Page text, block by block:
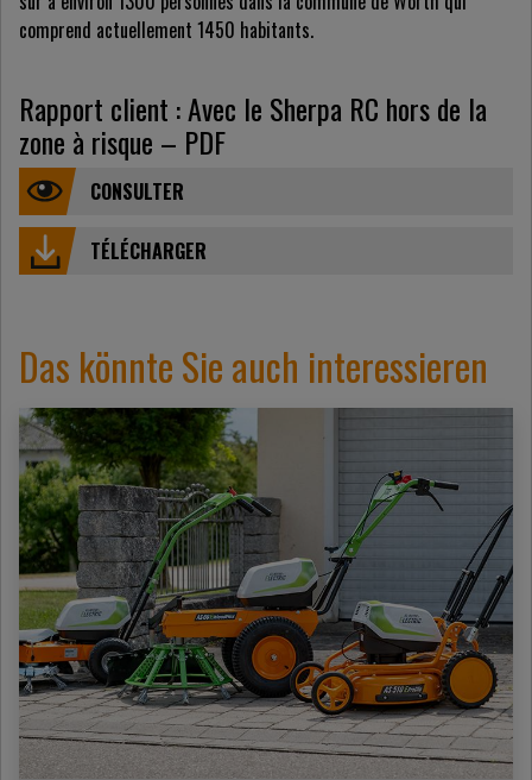
comprend actuellement 1450 habitants.
Rapport client : Avec le Sherpa RC hors de la
zone à risque – PDF
CONSULTER
TÉLÉCHARGER
Das könnte Sie auch interessieren